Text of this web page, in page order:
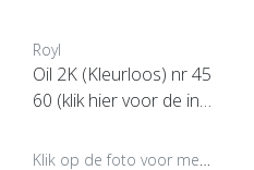
Royl
Oil 2K (Kleurloos) nr 45
60 (klik hier voor de inh